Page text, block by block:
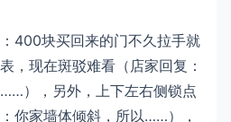
400块买回来的门不久拉手就
，现在斑驳难看（店家回复：
），另外，上下左右侧锁点
你家墙体倾斜，所以……），